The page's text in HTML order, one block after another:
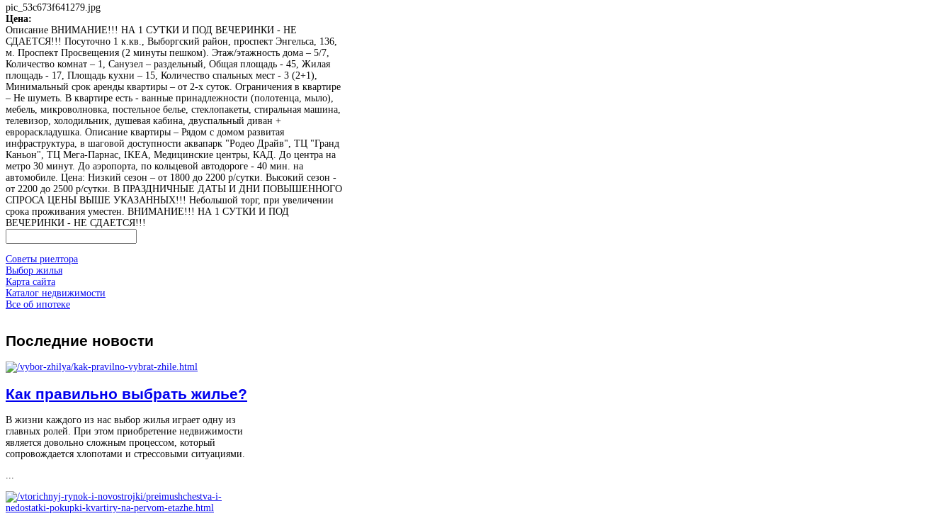
pic_53c673f641279.jpg
Цена:
Описание ВНИМАНИЕ!!! НА 1 СУТКИ И ПОД ВЕЧЕРИНКИ - НЕ
СДАЕТСЯ!!! Посуточно 1 к.кв., Выборгский район, проспект Энгельса, 136,
м. Проспект Просвещения (2 минуты пешком). Этаж/этажность дома – 5/7,
Количество комнат – 1, Санузел – раздельный, Общая площадь - 45, Жилая
площадь - 17, Площадь кухни – 15, Количество спальных мест - 3 (2+1),
Минимальный срок аренды квартиры – от 2-х суток. Ограничения в квартире
– Не шуметь. В квартире есть - ванные принадлежности (полотенца, мыло),
мебель, микроволновка, постельное белье, стеклопакеты, стиральная машина,
телевизор, холодильник, душевая кабина, двуспальный диван +
еврораскладушка. Описание квартиры – Рядом с домом развитая
инфраструктура, в шаговой доступности аквапарк "Родео Драйв", ТЦ "Гранд
Каньон", ТЦ Мега-Парнас, IKEA, Медицинские центры, КАД. До центра на
метро 30 минут. До аэропорта, по кольцевой автодороге - 40 мин. на
автомобиле. Цена: Низкий сезон – от 1800 до 2200 р/сутки. Высокий сезон -
от 2200 до 2500 р/сутки. В ПРАЗДНИЧНЫЕ ДАТЫ И ДНИ ПОВЫШЕННОГО
СПРОСА ЦЕНЫ ВЫШЕ УКАЗАННЫХ!!! Небольшой торг, при увеличении
срока проживания уместен. ВНИМАНИЕ!!! НА 1 СУТКИ И ПОД
ВЕЧЕРИНКИ - НЕ СДАЕТСЯ!!!
Советы риелтора
Выбор жилья
Карта сайта
Каталог недвижимости
Все об ипотеке
Последние новости
Как правильно выбрать жилье?
В жизни каждого из нас выбор жилья играет одну из
главных ролей. При этом приобретение недвижимости
является довольно сложным процессом, который
сопровождается хлопотами и стрессовыми ситуациями.
...